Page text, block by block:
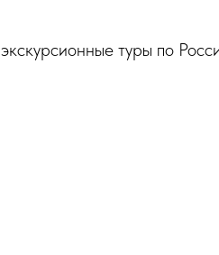
туры по